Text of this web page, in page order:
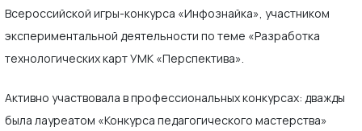
Всероссийской игры-конкурса «Инфознайка», участником
экспериментальной деятельности по теме «Разработка
технологических карт УМК «Перспектива».
Активно участвовала в профессиональных конкурсах: дважды
была лауреатом «Конкурса педагогического мастерства»